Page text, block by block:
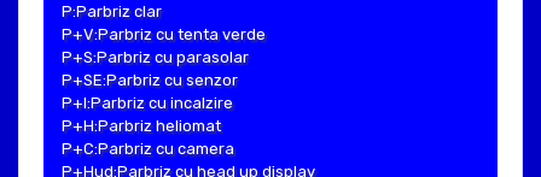
P:Parbriz clar
P+V:Parbriz cu tenta verde
P+S:Parbriz cu parasolar
P+SE:Parbriz cu senzor
P+I:Parbriz cu incalzire
P+H:Parbriz heliomat
P+C:Parbriz cu camera
P+Hud:Parbriz cu head up display